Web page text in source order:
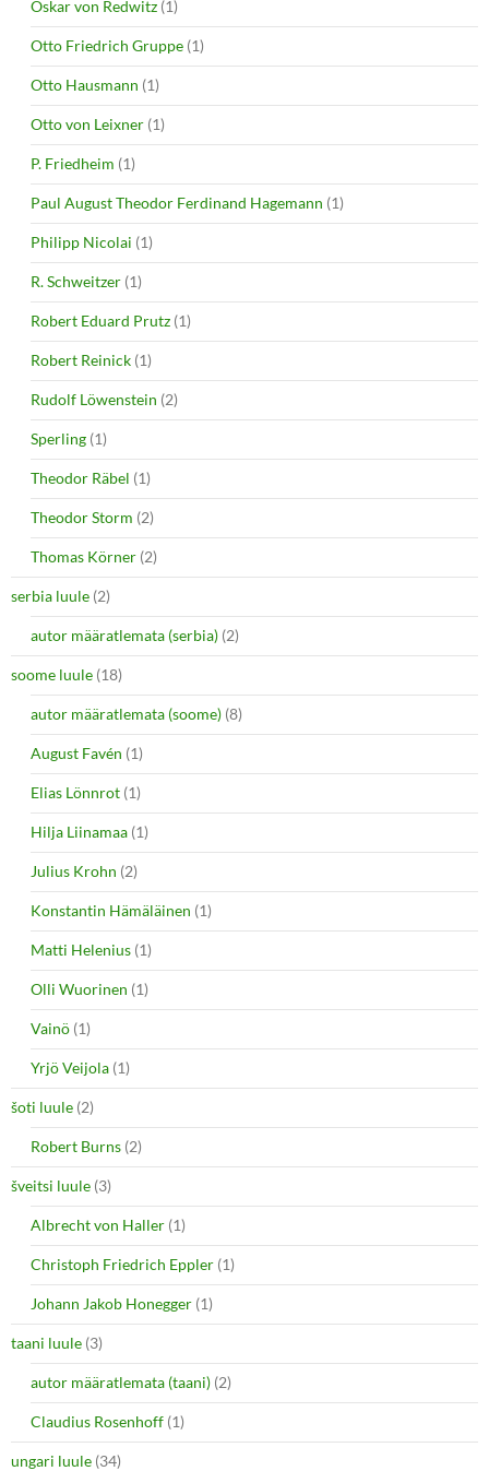
Oskar von Redwitz (1)
Otto Friedrich Gruppe (1)
Otto Hausmann (1)
Otto von Leixner (1)
P. Friedheim (1)
Paul August Theodor Ferdinand Hagemann (1)
Philipp Nicolai (1)
R. Schweitzer (1)
Robert Eduard Prutz (1)
Robert Reinick (1)
Rudolf Löwenstein (2)
Sperling (1)
Theodor Räbel (1)
Theodor Storm (2)
Thomas Körner (2)
serbia luule (2)
autor määratlemata (serbia) (2)
soome luule (18)
autor määratlemata (soome) (8)
August Favén (1)
Elias Lönnrot (1)
Hilja Liinamaa (1)
Julius Krohn (2)
Konstantin Hämäläinen (1)
Matti Helenius (1)
Olli Wuorinen (1)
Vainö (1)
Yrjö Veijola (1)
šoti luule (2)
Robert Burns (2)
šveitsi luule (3)
Albrecht von Haller (1)
Christoph Friedrich Eppler (1)
Johann Jakob Honegger (1)
taani luule (3)
autor määratlemata (taani) (2)
Claudius Rosenhoff (1)
ungari luule (34)